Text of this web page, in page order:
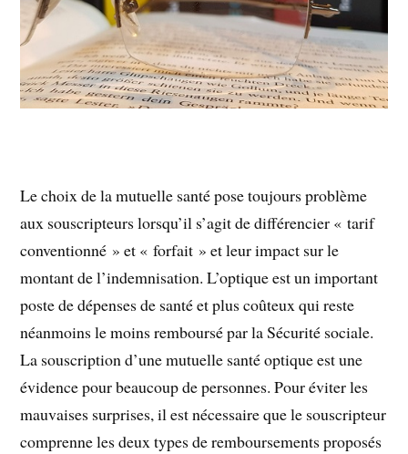
Le choix de la mutuelle santé pose toujours problème
aux souscripteurs lorsqu’il s’agit de différencier « tarif
conventionné » et « forfait » et leur impact sur le
montant de l’indemnisation. L’optique est un important
poste de dépenses de santé et plus coûteux qui reste
néanmoins le moins remboursé par la Sécurité sociale.
La souscription d’une mutuelle santé optique est une
évidence pour beaucoup de personnes. Pour éviter les
mauvaises surprises, il est nécessaire que le souscripteur
comprenne les deux types de remboursements proposés